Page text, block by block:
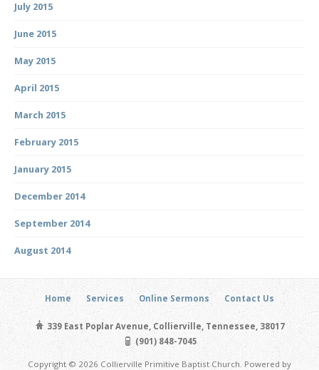
July 2015
June 2015
May 2015
April 2015
March 2015
February 2015
January 2015
December 2014
September 2014
August 2014
Home Services Online Sermons Contact Us
339 East Poplar Avenue, Collierville, Tennessee, 38017
(901) 848-7045
Copyright © 2026 Collierville Primitive Baptist Church. Powered by